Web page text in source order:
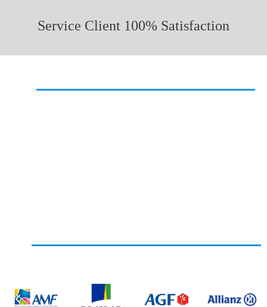
Service Client 100% Satisfaction